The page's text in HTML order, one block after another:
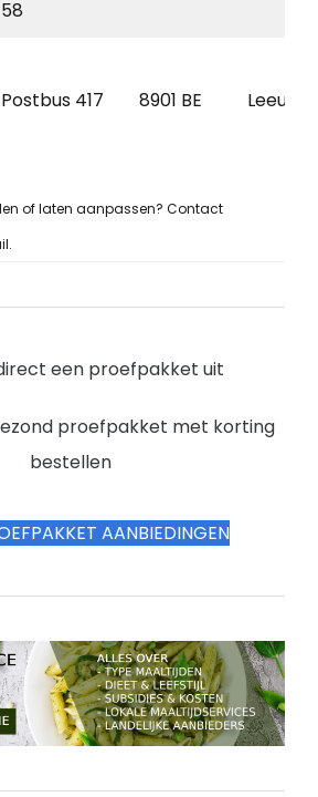
58
Postbus 417 8901 BE
of laten aanpassen? Contact
een proefpakket uit
proefpakket met korting
bestellen
AANBIEDINGEN